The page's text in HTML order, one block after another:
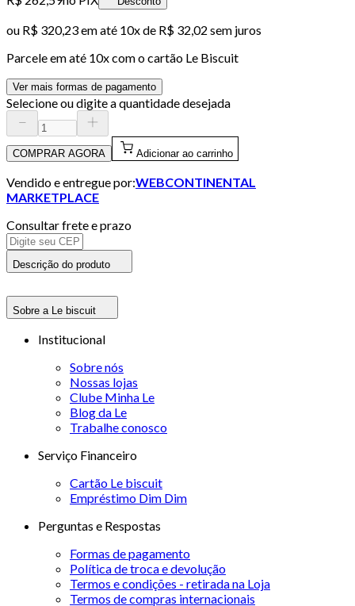
ou R$ 320,23em até 10x de R$ 32,02 sem juros
Parcele em até 10x com o cartão Le Biscuit
Ver mais formas de pagamento
Selecione ou digite a quantidade desejada
COMPRAR AGORA Adicionar ao carrinho
Vendido e entregue por:WEBCONTINENTAL
MARKETPLACE
Consultar frete e prazo
Descrição do produto
Sobre a Le biscuit
Institucional
Sobre nós
Nossas lojas
Clube Minha Le
Blog da Le
Trabalhe conosco
Serviço Financeiro
Cartão Le biscuit
Empréstimo Dim Dim
Perguntas e Respostas
Formas de pagamento
Política de troca e devolução
Termos e condições - retirada na Loja
Termos de compras internacionais